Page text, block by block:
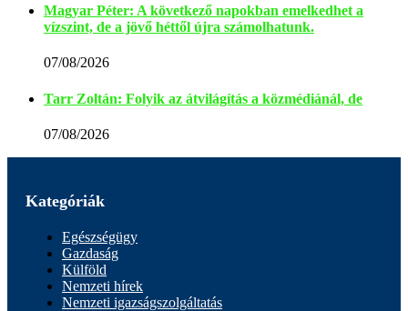
Magyar Péter: A következő napokban emelkedhet a
vízszint, de a jövő héttől újra számolhatunk.
07/08/2026
Tarr Zoltán: Folyik az átvilágítás a közmédiánál, de
07/08/2026
Kategóriák
Egészségügy
Gazdaság
Külföld
Nemzeti hírek
Nemzeti igazságszolgáltatás